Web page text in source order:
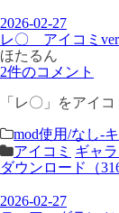
2026-02-27
レ〇 アイコミver
ほたるん
2件のコメント
「レ〇」をアイ
mod使用/なし-
アイコミ ギャ
ダウンロード（
2026-02-27